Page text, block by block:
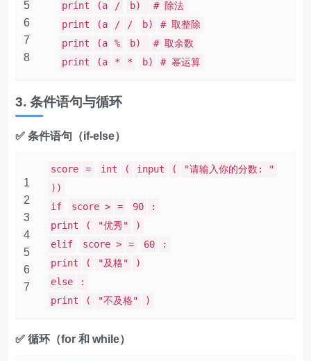
5
6
7
8
print (a / b)
# 除法
print
(a / / b)
# 取整除
print
(a % b)
# 取余数
print
(a * * b) # 幂运算
3. 条件语句与循环
✅ 条件语句（if-else）
1
2
3
4
5
6
7
score = int ( input (
"请输入你的分数: "
))
if
score > = 90
:
print
( "优秀"
)
elif
score > = 60
:
print
( "及格"
)
else
:
print
( "不及格" )
✅ 循环（for 和 while）